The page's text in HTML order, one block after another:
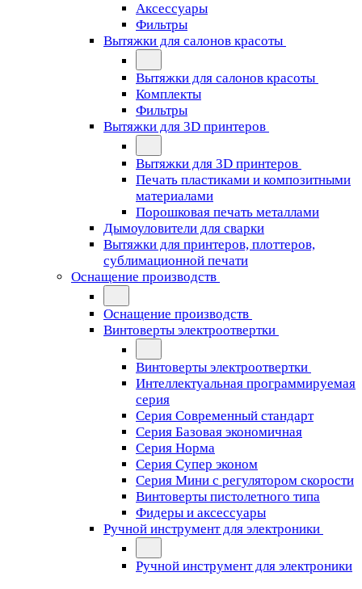
Аксессуары
Фильтры
Вытяжки для салонов красоты
Вытяжки для салонов красоты
Комплекты
Фильтры
Вытяжки для 3D принтеров
Вытяжки для 3D принтеров
Печать пластиками и композитными
материалами
Порошковая печать металлами
Дымоуловители для сварки
Вытяжки для принтеров, плоттеров,
сублимационной печати
Оснащение производств
Оснащение производств
Винтоверты электроотвертки
Винтоверты электроотвертки
Интеллектуальная программируемая
серия
Серия Современный стандарт
Серия Базовая экономичная
Серия Норма
Серия Cупер эконом
Серия Мини с регулятором скорости
Винтоверты пистолетного типа
Фидеры и аксессуары
Ручной инструмент для электроники
Ручной инструмент для электроники